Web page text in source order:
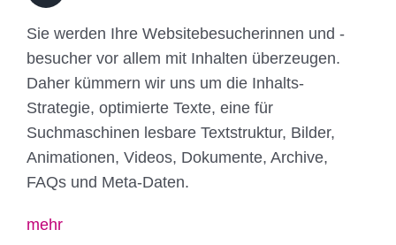
Sie werden Ihre Websitebesucherinnen und -
besucher vor allem mit Inhalten überzeugen.
Daher kümmern wir uns um die Inhalts-
Strategie, optimierte Texte, eine für
Suchmaschinen lesbare Textstruktur, Bilder,
Animationen, Videos, Dokumente, Archive,
FAQs und Meta-Daten.
mehr